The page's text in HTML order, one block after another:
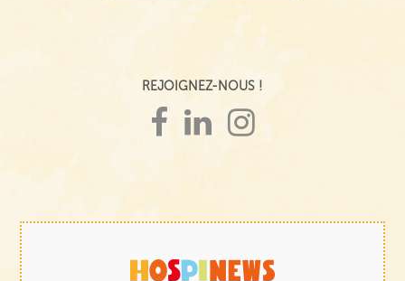
REJOIGNEZ-NOUS !